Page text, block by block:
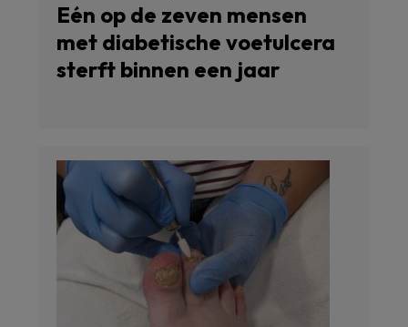
Eén op de zeven mensen
met diabetische voetulcera
sterft binnen een jaar